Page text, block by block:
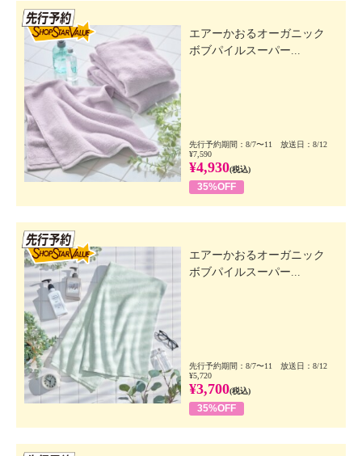
エアーかおるオーガニック
ボブパイルスーパー...
先行予約期間：8/7〜11 放送日：8/12
¥7,590
¥4,930(税込)
35%OFF
エアーかおるオーガニック
ボブパイルスーパー...
先行予約期間：8/7〜11 放送日：8/12
¥5,720
¥3,700(税込)
35%OFF